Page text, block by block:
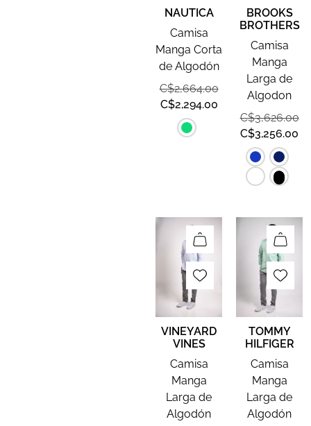
NAUTICA
Camisa
Manga Corta
de Algodón
C$2,664.00
C$2,294.00
BROOKS
BROTHERS
Camisa
Manga
Larga de
Algodon
C$3,626.00
C$3,256.00
VINEYARD
VINES
Camisa
Manga
Larga de
Algodón
TOMMY
HILFIGER
Camisa
Manga
Larga de
Algodón